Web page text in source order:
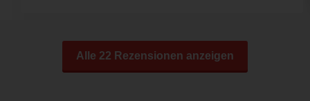
Alle 22 Rezensionen anzeigen